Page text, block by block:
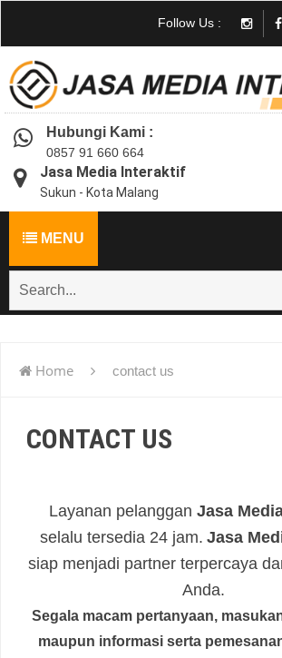
Follow Us :
Hubungi Kami :
0857 91 660 664
Jasa Media Interaktif
Sukun - Kota Malang
MENU
Home contact us
CONTACT US
Layanan pelanggan Jasa
selalu tersedia 24 jam. Jasa
siap menjadi partner terpercaya
Anda.
Segala macam pertanyaan,
maupun informasi serta